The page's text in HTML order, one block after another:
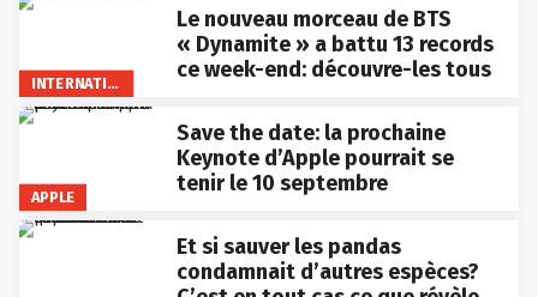
INTERNATIONAL
Le nouveau morceau de BTS
« Dynamite » a battu 13 records
ce week-end: découvre-les tous
APPLE
Save the date: la prochaine
Keynote d’Apple pourrait se
tenir le 10 septembre
Et si sauver les pandas
condamnait d’autres espèces?